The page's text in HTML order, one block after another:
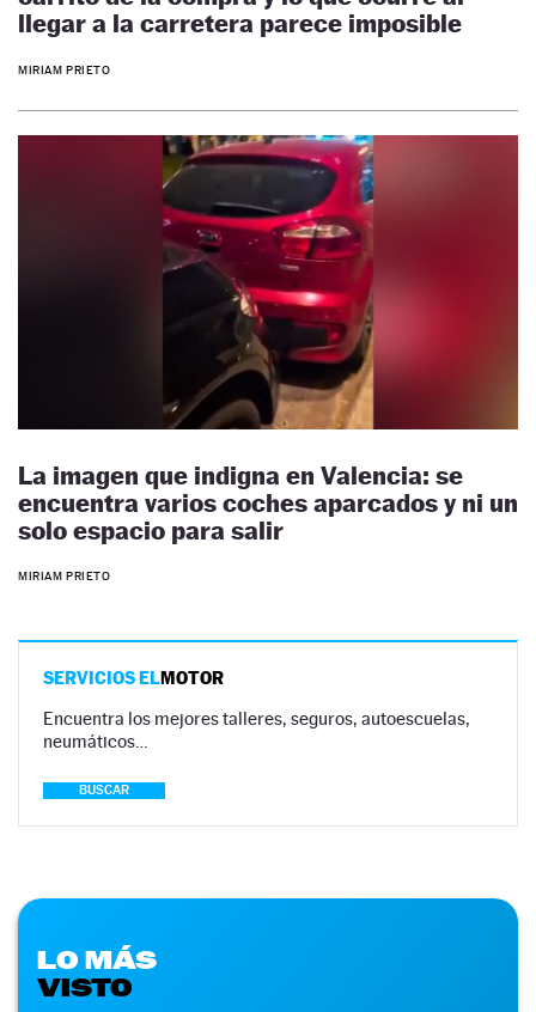
llegar a la carretera parece imposible
MIRIAM PRIETO
La imagen que indigna en Valencia: se
encuentra varios coches aparcados y ni un
solo espacio para salir
MIRIAM PRIETO
SERVICIOS ELMOTOR
Encuentra los mejores talleres, seguros, autoescuelas,
neumáticos…
BUSCAR
LO MÁS
VISTO